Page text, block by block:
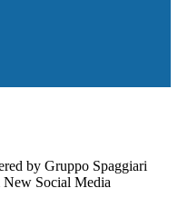
by Gruppo Spaggiari
Social Media